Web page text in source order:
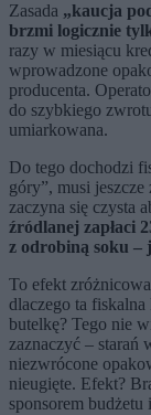
Zasada „kaucja
brzmi logicznie
razy w miesiącu
wprowadzone
producenta.
do szybkiego
umiarkowana.
Do tego dochodzi
góry”, musi
zaczyna się czysta
źródlanej zapłaci
z odrobiną soku –
To efekt
dlaczego ta fiskalna
butelkę? Tego nie
zaznaczyć – starań
niezwrócone
nieugięte. Efekt?
sponsorem budżetu